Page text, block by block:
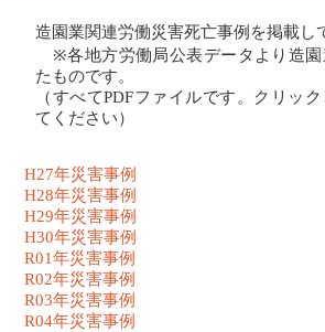
造園業関連労働災害死亡事例を掲載し
※各地方労働局公表データより造園
たものです。
（すべてPDFファイルです。クリッ
てください）
H27年災害事例
H28年災害事例
H29年災害事例
H30年災害事例
R01年災害事例
R02年災害事例
R03年災害事例
R04年災害事例